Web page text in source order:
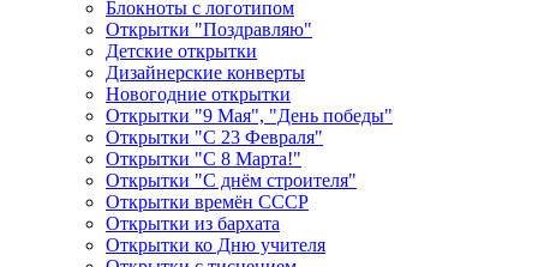
Блокноты с логотипом
Открытки "Поздравляю"
Детские открытки
Дизайнерские конверты
Новогодние открытки
Открытки "9 Мая", "День победы"
Открытки "С 23 Февраля"
Открытки "С 8 Марта!"
Открытки "С днём строителя"
Открытки времён СССР
Открытки из бархата
Открытки ко Дню учителя